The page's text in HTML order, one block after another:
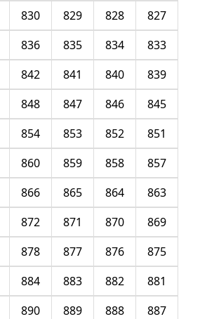
827
828
829
830
833
834
835
836
839
840
841
842
845
846
847
848
851
852
853
854
857
858
859
860
863
864
865
866
869
870
871
872
875
876
877
878
881
882
883
884
887
888
889
890